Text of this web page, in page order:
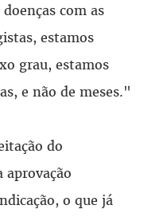
com as
estamos
grau, estamos
e não de meses."
do
aprovação
o que já